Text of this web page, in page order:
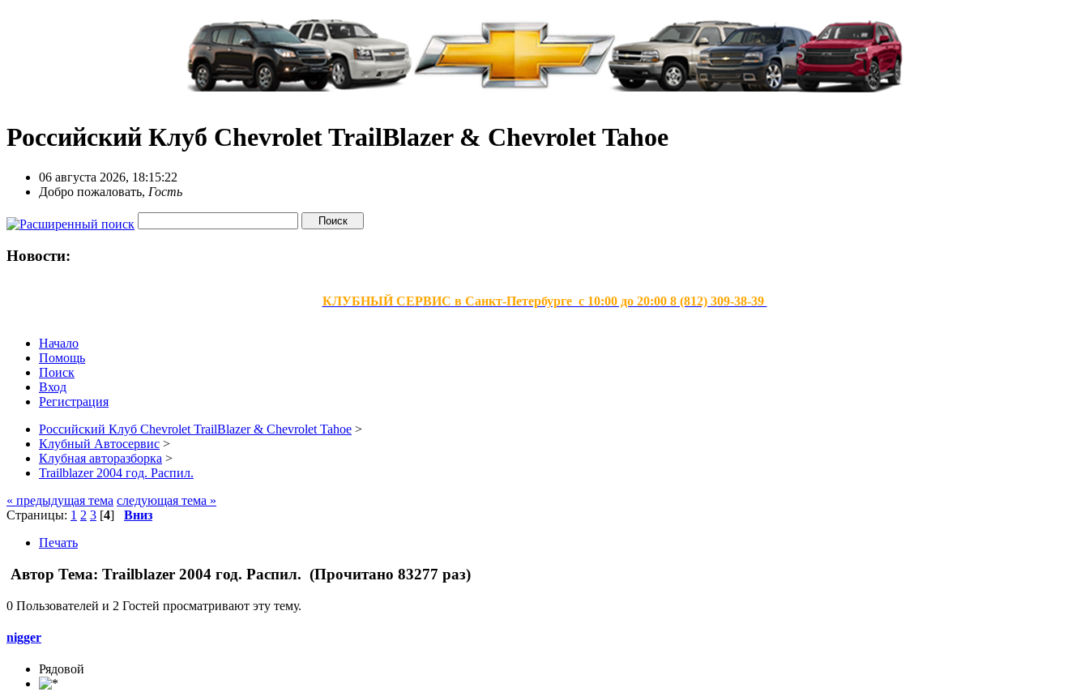
Российский Клуб Chevrolet TrailBlazer & Chevrolet Tahoe
06 августа 2026, 18:15:22
Добро пожаловать, Гость
Новости:
КЛУБНЫЙ СЕРВИС в Санкт-Петербурге с 10:00 до 20:00 8 (812) 309-38-39
Начало
Помощь
Поиск
Вход
Регистрация
Российский Клуб Chevrolet TrailBlazer & Chevrolet Tahoe >
Клубный Автосервис >
Клубная авторазборка >
Trailblazer 2004 год. Распил.
« предыдущая тема следующая тема »
Страницы: 1 2 3 [4] Вниз
Печать
Автор Тема: Trailblazer 2004 год. Распил. (Прочитано 83277 раз)
0 Пользователей и 2 Гостей просматривают эту тему.
nigger
Рядовой